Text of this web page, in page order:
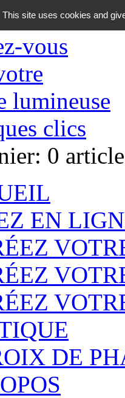
08 59
vous
0 article
EN
DE
This site uses cookies and